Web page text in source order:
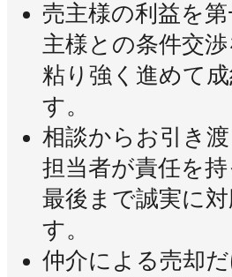
売主様の利益を
主様との条件交
粘り強く進めて
す。
相談からお引き
担当者が責任を持
最後まで誠実に
す。
仲介による売却